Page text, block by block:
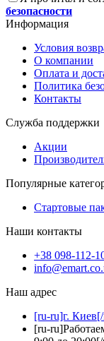
безопасности
Информация
Условия
О компании
Оплата и
Политика
Контакты
Служба поддержки
Акции
Популярные
Стартовые
Наши контакты
+38 098-112-
Наш адрес
[ru-ru]г.
[ru-